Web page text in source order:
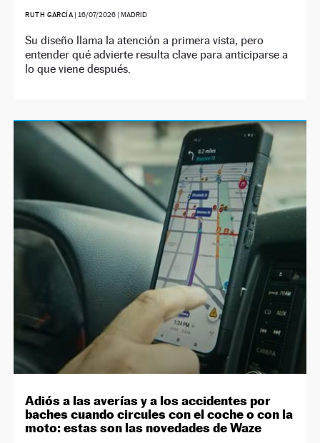
RUTH GARCÍA | 16/07/2026 | MADRID
Su diseño llama la atención a primera vista, pero
entender qué advierte resulta clave para anticiparse a
lo que viene después.
Adiós a las averías y a los accidentes por
baches cuando circules con el coche o con la
moto: estas son las novedades de Waze